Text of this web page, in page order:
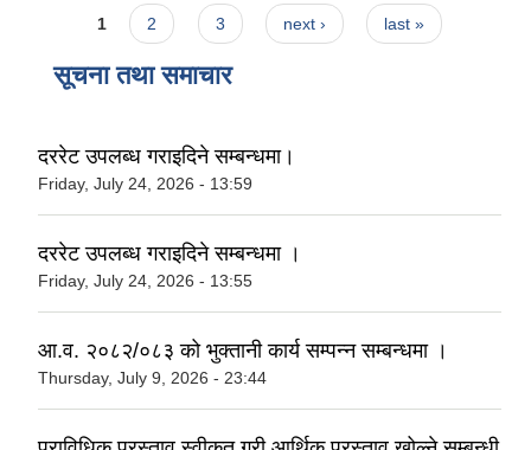
Pages
1 2 3 next › last »
सूचना तथा समाचार
दररेट उपलब्ध गराइदिने सम्बन्धमा।
Friday, July 24, 2026 - 13:59
दररेट उपलब्ध गराइदिने सम्बन्धमा ।
Friday, July 24, 2026 - 13:55
आ.व. २०८२/०८३ को भुक्तानी कार्य सम्पन्न सम्बन्धमा ।
Thursday, July 9, 2026 - 23:44